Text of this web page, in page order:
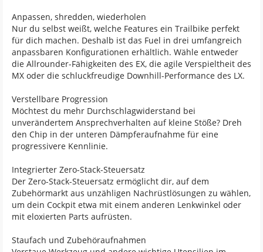
Anpassen, shredden, wiederholen
Nur du selbst weißt, welche Features ein Trailbike perfekt
für dich machen. Deshalb ist das Fuel in drei umfangreich
anpassbaren Konfigurationen erhältlich. Wähle entweder
die Allrounder-Fähigkeiten des EX, die agile Verspieltheit des
MX oder die schluckfreudige Downhill-Performance des LX.
Verstellbare Progression
Möchtest du mehr Durchschlagwiderstand bei
unverändertem Ansprechverhalten auf kleine Stöße? Dreh
den Chip in der unteren Dämpferaufnahme für eine
progressivere Kennlinie.
Integrierter Zero-Stack-Steuersatz
Der Zero-Stack-Steuersatz ermöglicht dir, auf dem
Zubehörmarkt aus unzähligen Nachrüstlösungen zu wählen,
um dein Cockpit etwa mit einem anderen Lenkwinkel oder
mit eloxierten Parts aufrüsten.
Staufach und Zubehöraufnahmen